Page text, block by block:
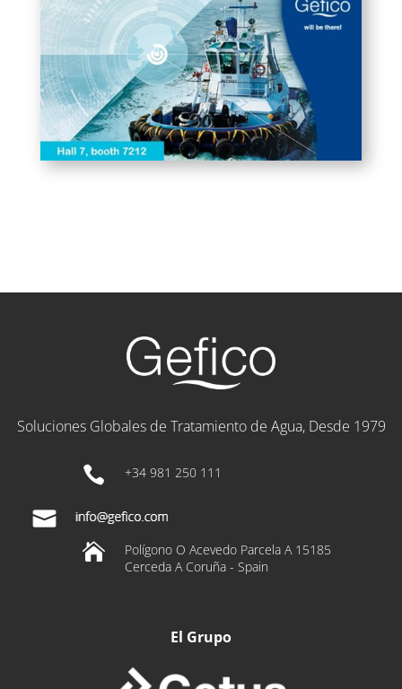
Soluciones Globales de Tratamiento de Agua, Desde 1979
 +34 981 250 111

Polígono O Acevedo Parcela A 15185
Cerceda A Coruña - Spain
El Grupo